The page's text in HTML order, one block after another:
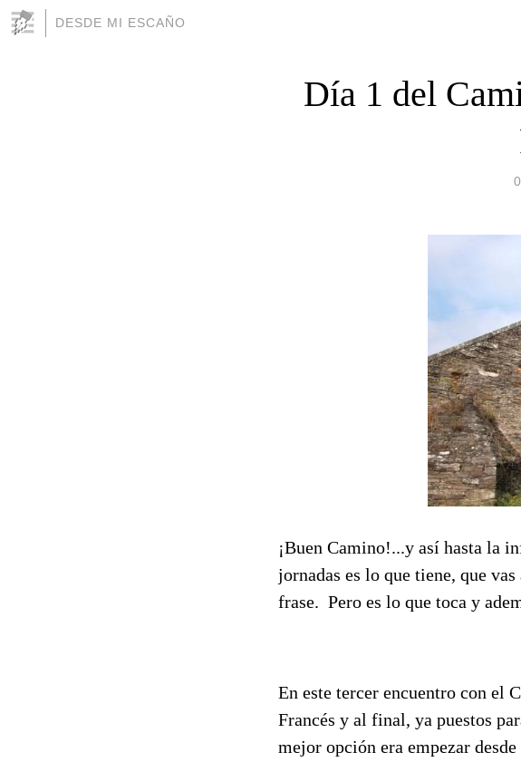
DESDE MI ESCAÑO
Día 1 del
¡Buen Camino!...y así hasta la
jornadas es lo que tiene, que
frase. Pero es lo que toca y
En este tercer encuentro con el
Francés y al final, ya puestos
mejor opción era empezar